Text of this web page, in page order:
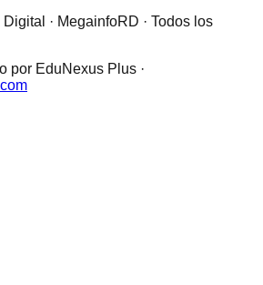
· MegainfoRD · Todos los
por EduNexus Plus ·